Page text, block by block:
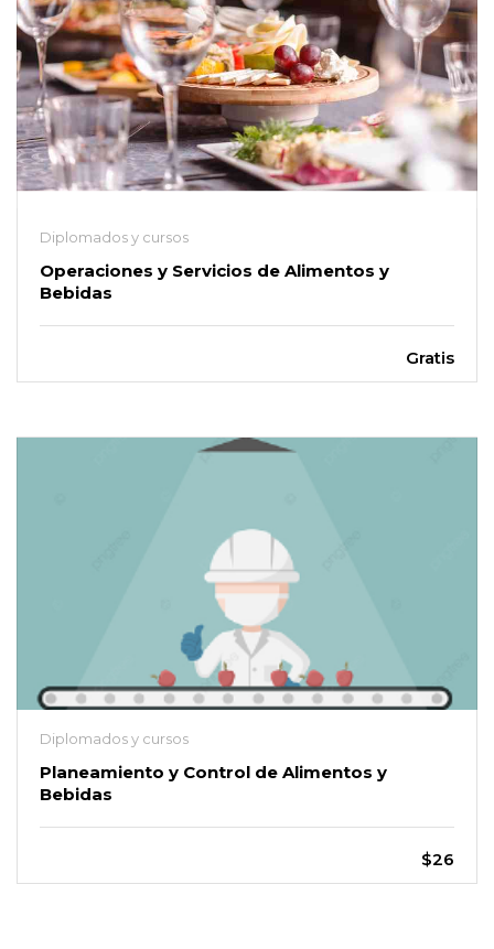
Diplomados y cursos
Operaciones y Servicios de Alimentos y
Bebidas
Gratis
Diplomados y cursos
Planeamiento y Control de Alimentos y
Bebidas
$26